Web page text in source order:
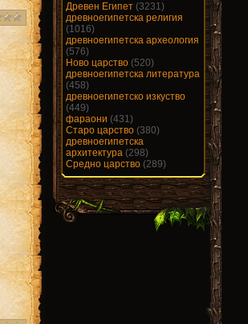
Древен Египет (3231)
древноегипетска религия
(1016)
древноегипетска археология
(576)
Ново царство (520)
древноегипетска литература
(458)
древноегипетско изкуство
(449)
фараони (431)
Старо царство (380)
древноегипетска
архитектура (298)
Средно царство (289)